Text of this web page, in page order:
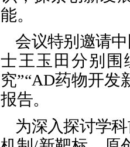
能。
会议特别邀请
士王玉田分别围
究”“AD药物开发
报告。
为深入探讨学